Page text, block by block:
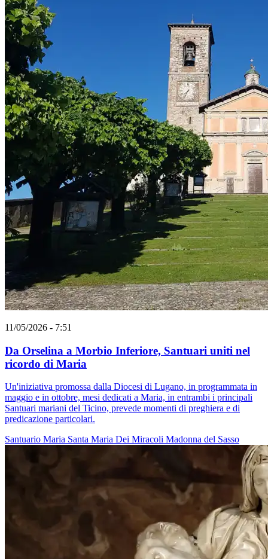
11/05/2026 - 7:51
Da Orselina a Morbio Inferiore, Santuari uniti nel
ricordo di Maria
Un'iniziativa promossa dalla Diocesi di Lugano, in programmata in
maggio e in ottobre, mesi dedicati a Maria, in entrambi i principali
Santuari mariani del Ticino, prevede momenti di preghiera e di
predicazione particolari.
Santuario Maria Santa Maria Dei Miracoli Madonna del Sasso